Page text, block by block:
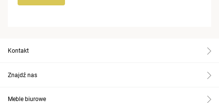
Kontakt
Znajdź nas
Meble biurowe